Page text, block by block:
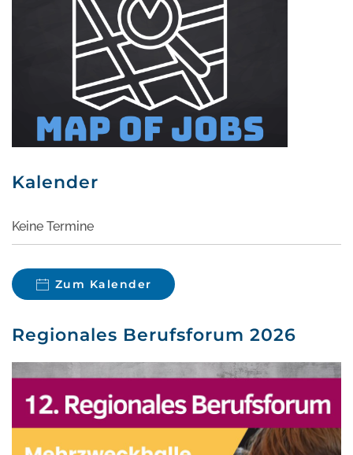
Kalender
Keine Termine
Zum Kalender
Regionales Berufsforum 2026